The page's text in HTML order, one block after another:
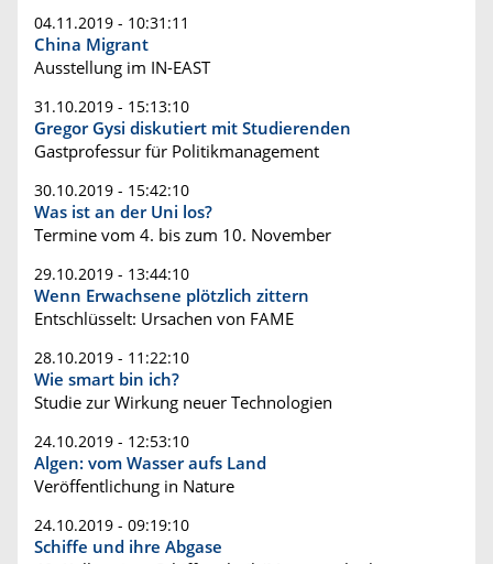
04.11.2019 - 10:31:11
China Migrant
Ausstellung im IN-EAST
31.10.2019 - 15:13:10
Gregor Gysi diskutiert mit Studierenden
Gastprofessur für Politikmanagement
30.10.2019 - 15:42:10
Was ist an der Uni los?
Termine vom 4. bis zum 10. November
29.10.2019 - 13:44:10
Wenn Erwachsene plötzlich zittern
Entschlüsselt: Ursachen von FAME
28.10.2019 - 11:22:10
Wie smart bin ich?
Studie zur Wirkung neuer Technologien
24.10.2019 - 12:53:10
Algen: vom Wasser aufs Land
Veröffentlichung in Nature
24.10.2019 - 09:19:10
Schiffe und ihre Abgase